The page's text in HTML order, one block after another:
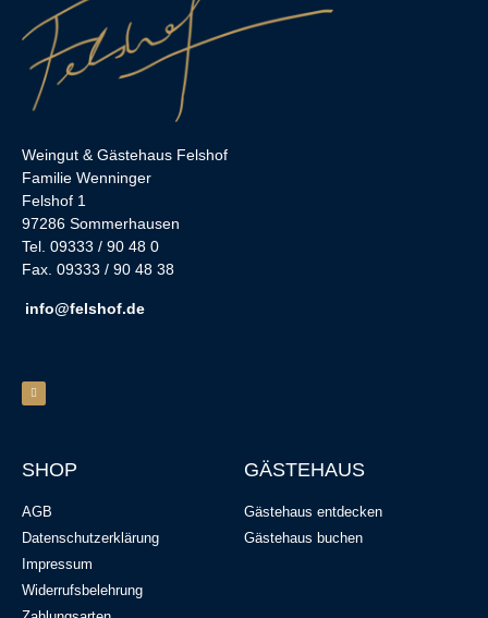
Weingut & Gästehaus Felshof
Familie Wenninger
Felshof 1
97286 Sommerhausen
Tel. 09333 / 90 48 0
Fax. 09333 / 90 48 38
info@felshof.de
SHOP
AGB
Datenschutzerklärung
Impressum
Widerrufsbelehrung
GÄSTEHAUS
Gästehaus entdecken
Gästehaus buchen